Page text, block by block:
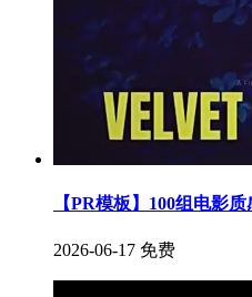
【PR模板】100组电影
2026-06-17 免费